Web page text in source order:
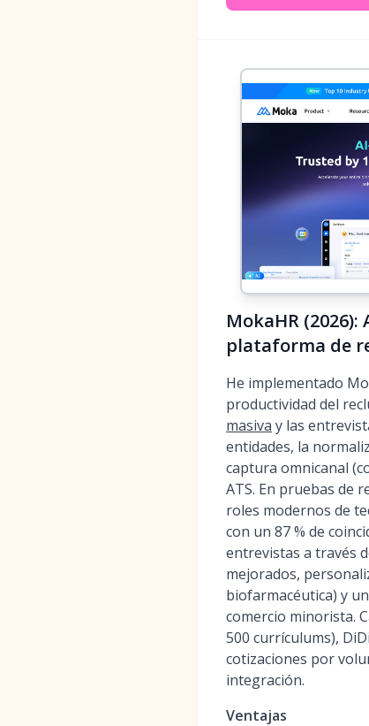
MokaHR
plataforma de
He implementado
productividad del
masiva y las
entidades, la
captura omnicanal
ATS. En pruebas de
roles modernos de
con un 87 % de
entrevistas a través
mejorados,
biofarmacéutica) y
comercio minorista.
500 currículums),
cotizaciones por
integración.
Ventajas